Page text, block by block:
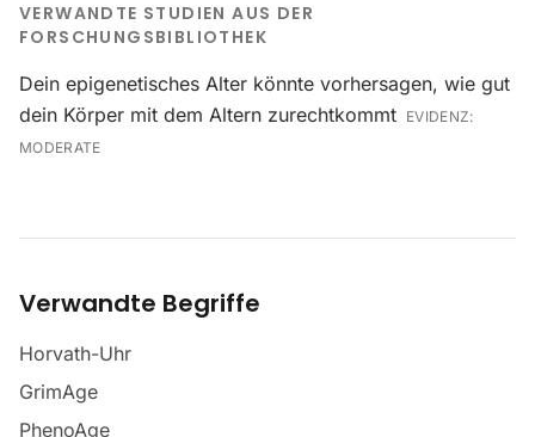
VERWANDTE STUDIEN AUS DER
FORSCHUNGSBIBLIOTHEK
Dein epigenetisches Alter könnte vorhersagen, wie gut
dein Körper mit dem Altern zurechtkommt EVIDENZ:
MODERATE
Verwandte Begriffe
Horvath-Uhr
GrimAge
PhenoAge